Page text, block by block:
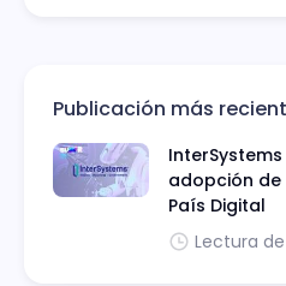
Publicación más
adopción de
País Digital
Lectura